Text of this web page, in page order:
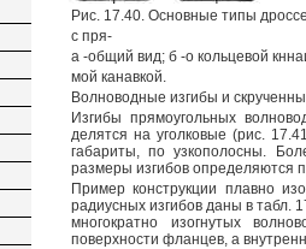
Рис. 17.40. Основные типы
с пря-
а -общий вид; б -о кольцевой
мой канавкой.
Волноводные изгибы и
Изгибы прямоугольных
делятся на уголковые (рис.
габариты, по узкополосны.
размеры изгибов определяются
Пример конструкции плавно
радиусных изгибов даны в табл.
многократно изогнутых
поверхности фланцев, а